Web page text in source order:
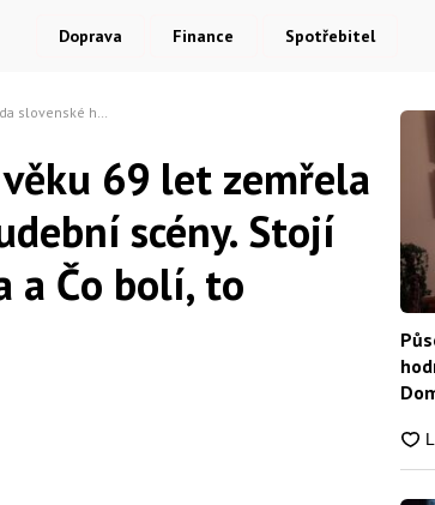
Doprava Finance Spotřebitel
jako Atlantida a Čo bolí, to prebolí
69 let zemřela
scény. Stojí
a Čo bolí, to